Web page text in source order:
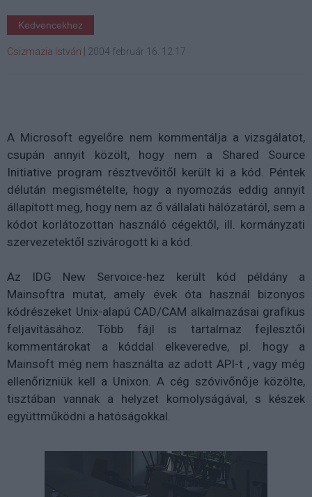
Kedvencekhez
Csizmazia István 2004 február 16. 12:17
A Microsoft egyelőre nem kommentálja a vizsgálatot,
csupán annyit közölt, hogy nem a Shared Source
Initiative program résztvevőitől került ki a kód. Péntek
délután megismételte, hogy a nyomozás eddig annyit
állapított meg, hogy nem az ő vállalati hálózatáról, sem a
kódot korlátozottan használó cégektől, ill. kormányzati
szervezetektől szivárogott ki a kód.
Az IDG New Servoice-hez került kód példány a
Mainsoftra mutat, amely évek óta használ bizonyos
kódrészeket Unix-alapú CAD/CAM alkalmazásai grafikus
feljavításához. Több fájl is tartalmaz fejlesztői
kommentárokat a kóddal elkeveredve, pl. hogy a
Mainsoft még nem használta az adott API-t , vagy még
ellenőrizniük kell a Unixon. A cég szóvivőnője közölte,
tisztában vannak a helyzet komolyságával, s készek
együttműködni a hatóságokkal.